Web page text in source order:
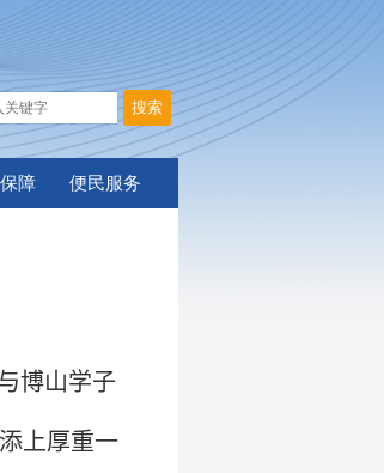
障 便民服务
博山学子
上厚重一